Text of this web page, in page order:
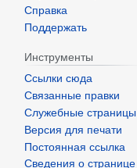
Справка
Поддержать
Инструменты
Ссылки сюда
Связанные правки
Служебные страницы
Версия для печати
Постоянная ссылка
Сведения о странице